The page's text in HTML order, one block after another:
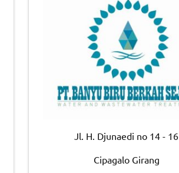
Jl. H. Djunaedi no 14 - 16
Cipagalo Girang